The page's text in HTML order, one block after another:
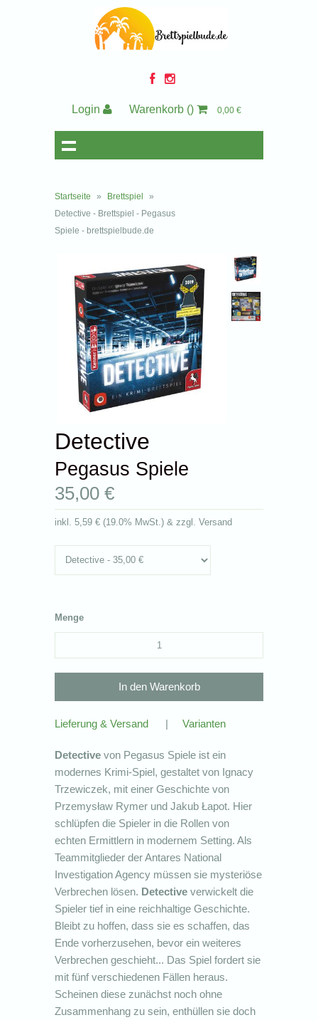
Login Warenkorb () 0,00 €
Startseite » Brettspiel
»
Detective - Brettspiel - Pegasus
Spiele - brettspielbude.de
Detective
Pegasus Spiele
35,00 €
inkl.5,59 € (19.0% MwSt.) & zzgl. Versand
Menge
Lieferung & Versand | Varianten
Detectivevon Pegasus Spiele ist ein
modernes Krimi-Spiel, gestaltet von Ignacy
Trzewiczek, mit einer Geschichte von
Przemysław Rymer und Jakub Łapot. Hier
schlüpfen die Spieler in die Rollen von
echten Ermittlern in modernem Setting. Als
Teammitglieder der Antares National
Investigation Agency müssen sie mysteriöse
Verbrechen lösen. Detective verwickelt die
Spieler tief in eine reichhaltige Geschichte.
Bleibt zu hoffen, dass sie es schaffen, das
Ende vorherzusehen, bevor ein weiteres
Verbrechen geschieht... Das Spiel fordert sie
mit fünf verschiedenen Fällen heraus.
Scheinen diese zunächst noch ohne
Zusammenhang zu sein, enthüllen sie doch